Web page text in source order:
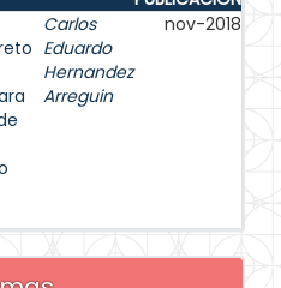
Carlos
Eduardo
Hernandez
Arreguin
nov-2018